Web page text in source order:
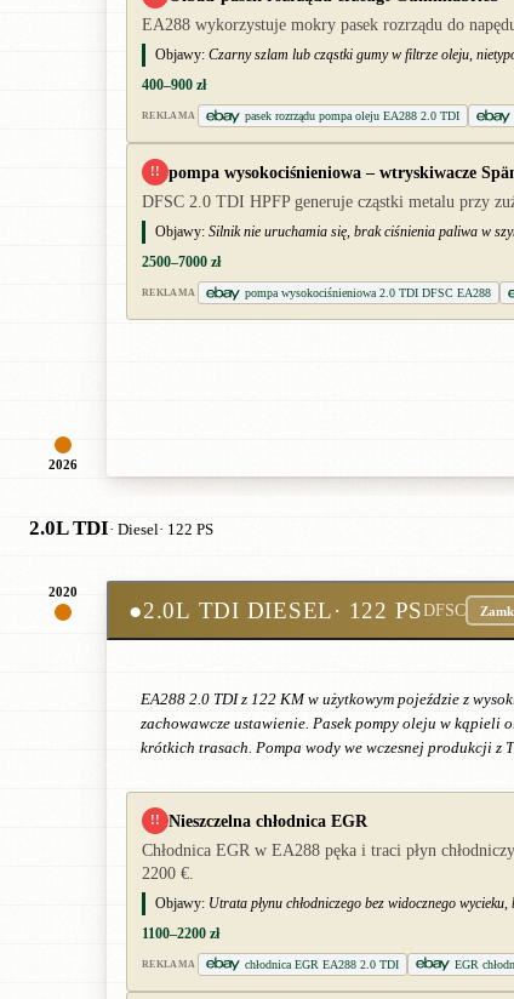
2026
EA288 wykorzystuje mokry pasek rozrządu do
Objawy: Czarny szlam lub cząstki gumy w filtrze oleju,
400–900 zł
REKLAMA pasek rozrządu pompa oleju EA288 2.0 TDI
!! pompa wysokociśnieniowa – wtryskiwacze
DFSC 2.0 TDI HPFP generuje cząstki metalu przy
Objawy: Silnik nie uruchamia się, brak ciśnienia paliwa w
2500–7000 zł
REKLAMA pompa wysokociśnieniowa 2.0 TDI DFSC EA288
2.0L TDI· Diesel· 122 PS
2020
●2.0L TDI DIESEL· 122 PSDFSC
EA288 2.0 TDI z 122 KM w użytkowym pojeździe z
zachowawcze ustawienie. Pasek pompy oleju w kąpieli
krótkich trasach. Pompa wody we wczesnej produkcji z
!! Nieszczelna chłodnica EGR
Chłodnica EGR w EA288 pęka i traci płyn
2200 €.
Objawy: Utrata płynu chłodniczego bez widocznego
1100–2200 zł
REKLAMA chłodnica EGR EA288 2.0 TDI EGR